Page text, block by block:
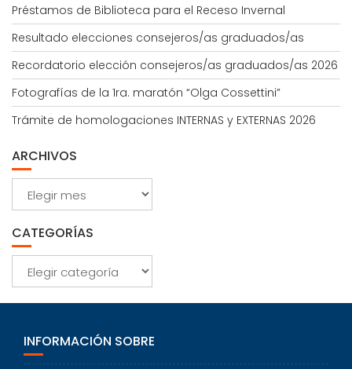
Préstamos de Biblioteca para el Receso Invernal
Resultado elecciones consejeros/as graduados/as
Recordatorio elección consejeros/as graduados/as 2026
Fotografías de la 1ra. maratón “Olga Cossettini”
Trámite de homologaciones INTERNAS y EXTERNAS 2026
ARCHIVOS
Archivos
CATEGORÍAS
Categorías
INFORMACIÓN SOBRE